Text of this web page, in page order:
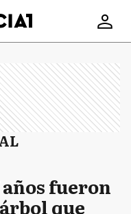
años fueron
que